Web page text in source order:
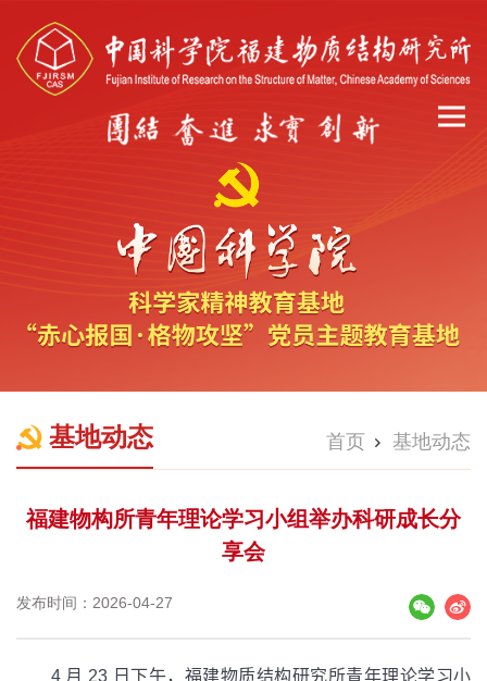
基地动态 首页 基地动态
福建物构所青年理论学习小组举办科研成长分
享会
发布时间：2026-04-27
4 月 23 日下午，福建物质结构研究所青年理论学习小